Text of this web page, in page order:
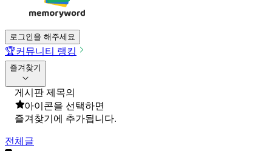
로그인을 해주세요
🏆커뮤니티 랭킹
즐겨찾기
게시판 제목의
아이콘을 선택하면
즐겨찾기에 추가됩니다.
전체글